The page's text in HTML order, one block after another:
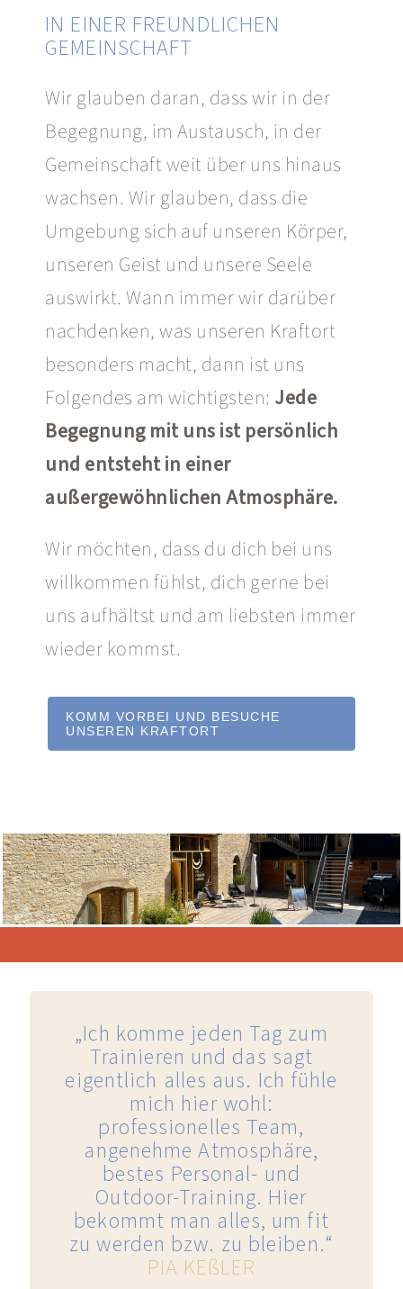
IN EINER FREUNDLICHEN
GEMEINSCHAFT
Wir glauben daran, dass wir in der
Begegnung, im Austausch, in der
Gemeinschaft weit über uns hinaus
wachsen. Wir glauben, dass die
Umgebung sich auf unseren Körper,
unseren Geist und unsere Seele
auswirkt. Wann immer wir darüber
nachdenken, was unseren Kraftort
besonders macht, dann ist uns
Folgendes am wichtigsten: Jede
Begegnung mit uns ist persönlich
und entsteht in einer
außergewöhnlichen Atmosphäre.
Wir möchten, dass du dich bei uns
willkommen fühlst, dich gerne bei
uns aufhältst und am liebsten immer
wieder kommst.
KOMM VORBEI UND BESUCHE
UNSEREN KRAFTORT
„Ich komme jeden Tag zum
Trainieren und das sagt
eigentlich alles aus. Ich fühle
mich hier wohl:
professionelles Team,
angenehme Atmosphäre,
bestes Personal- und
Outdoor-Training. Hier
bekommt man alles, um fit
zu werden bzw. zu bleiben.“
PIA KEßLER